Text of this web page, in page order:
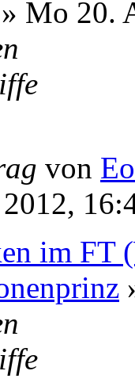
» Mo 20.
von
im FT